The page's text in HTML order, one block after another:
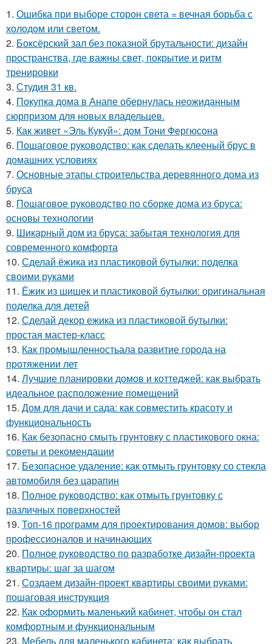
1. Ошибка при выборе сторон света = вечная борьба с
холодом или светом.
2. Боксёрский зал без показной брутальности: дизайн
пространства, где важны свет, покрытие и ритм
тренировки
3. Студия 31 кв.
4. Покупка дома в Анапе обернулась неожиданным
сюрпризом для новых владельцев.
5. Как живет «Эль Кукуй»: дом Тони Фергюсона
6. Пошаговое руководство: как сделать клееный брус в
домашних условиях
7. Основные этапы строительства деревянного дома из
бруса
8. Пошаговое руководство по сборке дома из бруса:
основы технологии
9. Шикарный дом из бруса: забытая технология для
современного комфорта
10. Сделай ёжика из пластиковой бутылки: поделка
своими руками
11. Ёжик из шишек и пластиковой бутылки: оригинальная
поделка для детей
12. Сделай декор ежика из пластиковой бутылки:
простая мастер-класс
13. Как промышленностьала развитие города на
протяжении лет
14. Лучшие планировки домов и коттеджей: как выбрать
идеальное расположение помещений
15. Дом для дачи и сада: как совместить красоту и
функциональность
16. Как безопасно смыть грунтовку с пластикового окна:
советы и рекомендации
17. Безопасное удаление: как отмыть грунтовку со стекла
автомобиля без царапин
18. Полное руководство: как отмыть грунтовку с
различных поверхностей
19. Топ-16 программ для проектирования домов: выбор
профессионалов и начинающих
20. Полное руководство по разработке дизайн-проекта
квартиры: шаг за шагом
21. Создаем дизайн-проект квартиры своими руками:
пошаговая инструкция
22. Как оформить маленький кабинет, чтобы он стал
комфортным и функциональным
23. Мебель для маленького кабинета: как выбрать